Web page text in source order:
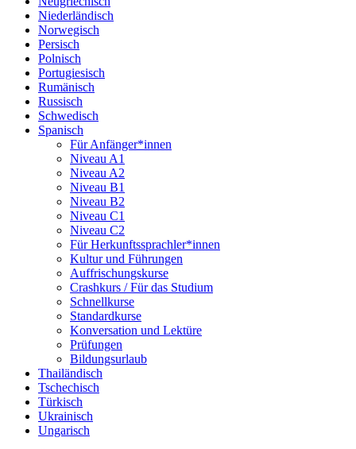
Niederländisch
Norwegisch
Persisch
Polnisch
Portugiesisch
Rumänisch
Russisch
Schwedisch
Spanisch
Für Anfänger*innen
Niveau A1
Niveau A2
Niveau B1
Niveau B2
Niveau C1
Niveau C2
Für Herkunftssprachler*innen
Kultur und Führungen
Auffrischungskurse
Crashkurs / Für das Studium
Schnellkurse
Standardkurse
Konversation und Lektüre
Prüfungen
Bildungsurlaub
Thailändisch
Tschechisch
Türkisch
Ukrainisch
Ungarisch